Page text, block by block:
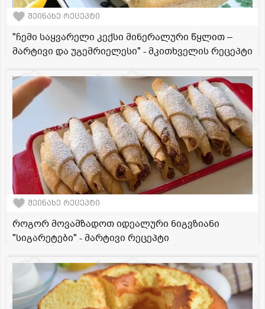
შეინახე რეცეპტი
"ჩემი საყვარელი კექსი მინერალური წყლით –
მარტივი და უგემრიელესი" - მკითხველის რეცეპტი
შეინახე რეცეპტი
როგორ მოვამზადოთ იდეალური ნიგვზიანი
"სიგარეტები" - მარტივი რეცეპტი